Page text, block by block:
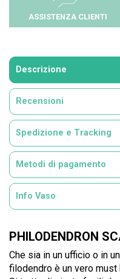
ASSISTENZA CLIENTI
Descrizione
Recensioni
Spedizione e Tracking
Metodi di pagamento
Info Vaso
PHILODENDRON
Che sia in un ufficio o in
filodendro è un vero